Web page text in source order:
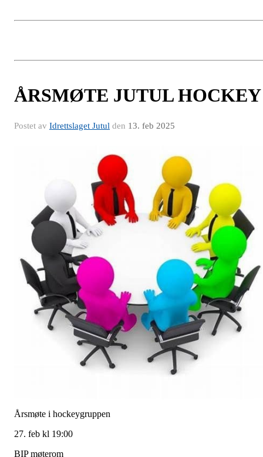
ÅRSMØTE JUTUL HOCKEY
Postet av Idrettslaget Jutul den 13. feb 2025
Årsmøte i hockeygruppen
27. feb kl 19:00
BIP møterom